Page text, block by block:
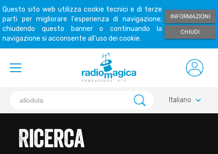
Questo sito web utilizza cookie tecnici e di terze
parti per migliorare l'esperienza di navigazione;
chiudendo questo banner o continuando la
navigazione si acconsente all'uso dei cookie.
INFORMAZIONI
CHIUDI
Italiano keyboard_arrow_down
Ricerca